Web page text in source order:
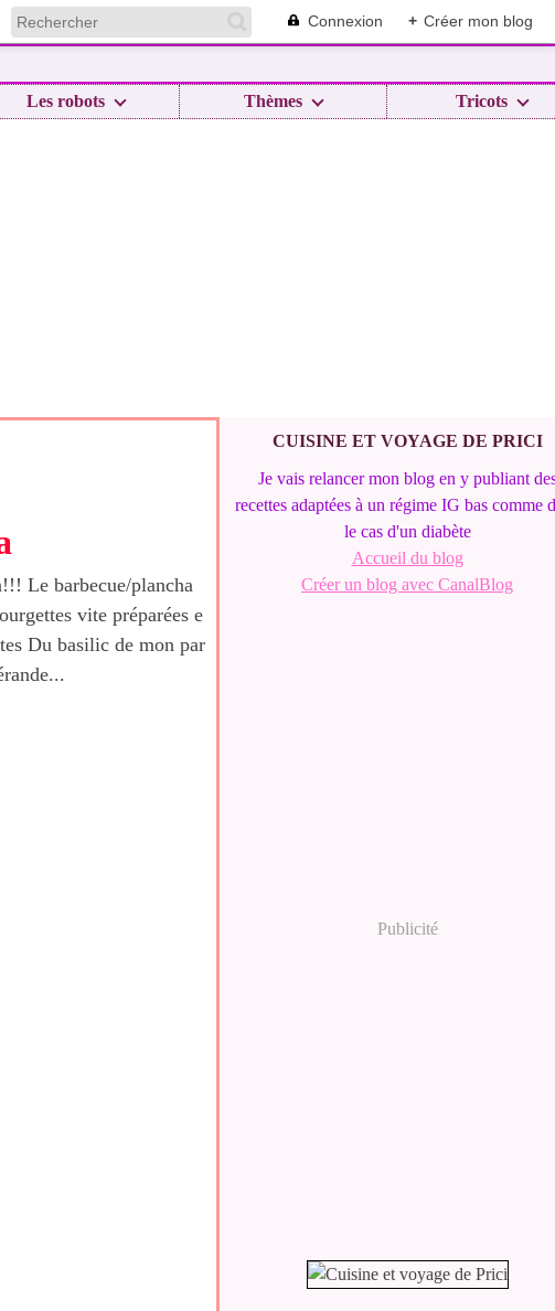
Connexion + Créer mon blog
Les robots Thèmes Tricots
Le barbecue/plancha
vite préparées e
Du basilic de mon par
CUISINE ET VOYAGE DE PRICI
Je vais relancer mon blog en y publiant
recettes adaptées à un régime IG bas comme
le cas d'un diabète
Accueil du blog
Créer un blog avec CanalBlog
Publicité